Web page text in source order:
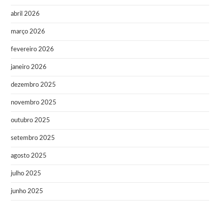
abril 2026
março 2026
fevereiro 2026
janeiro 2026
dezembro 2025
novembro 2025
outubro 2025
setembro 2025
agosto 2025
julho 2025
junho 2025